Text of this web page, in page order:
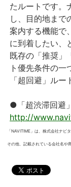
たルートです。
し、目的地まで
案内する機能で
に到着したい、
既存の「推奨」
ト優先条件の
「超回避」ルー
●「超渋滞回避
http://
「NAVITIME」は、株式会社ナビ
その他、記載されている会社名や